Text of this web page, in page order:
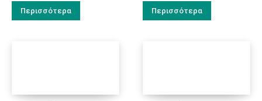
Περισσότερα Περισσότερα